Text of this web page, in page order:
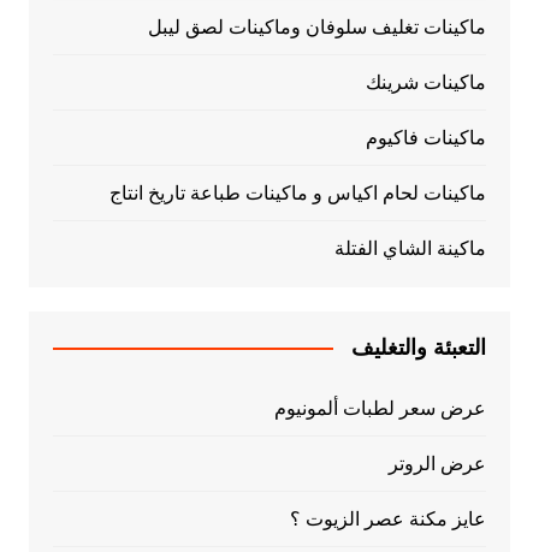
ماكينات تغليف سلوفان وماكينات لصق ليبل
ماكينات شرينك
ماكينات فاكيوم
ماكينات لحام اكياس و ماكينات طباعة تاريخ انتاج
ماكينة الشاي الفتلة
التعبئة والتغليف
عرض سعر لطبات ألمونيوم
عرض الروتر
عايز مكنة عصر الزيوت ؟